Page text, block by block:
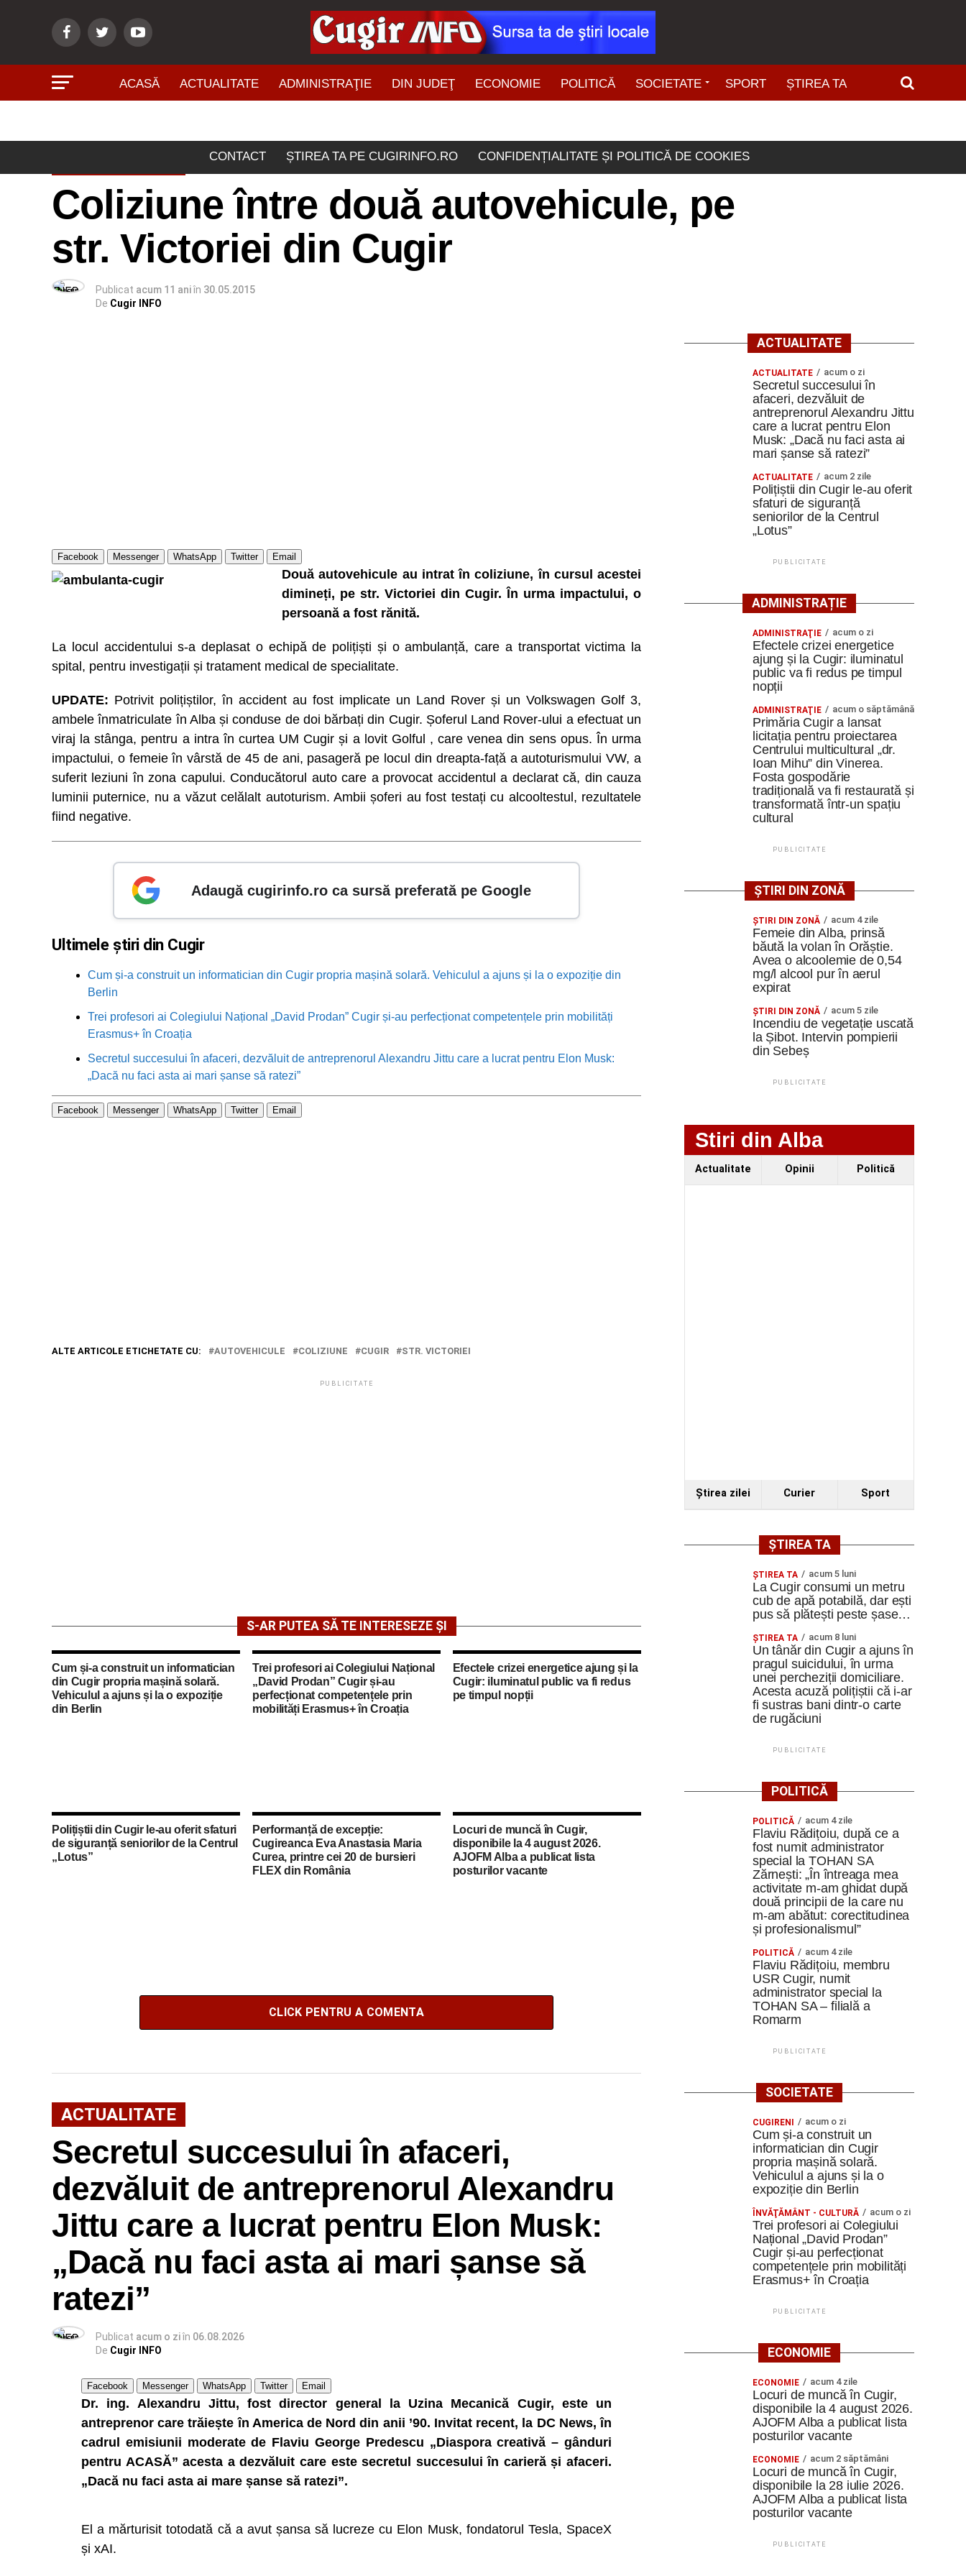
ACASĂ ACTUALITATE ADMINISTRAŢIE DIN JUDEŢ ECONOMIE POLITICĂ SOCIETATE SPORT ȘTIREA TA
CONTACT ȘTIREA TA PE CUGIRINFO.RO CONFIDENȚIALITATE ȘI POLITICĂ DE COOKIES
Coliziune între două autovehicule, pe
str. Victoriei din Cugir
Publicat acum 11 aniîn 30.05.2015
De Cugir INFO
Facebook Messenger WhatsApp Twitter Email
Două autovehicule au intrat în coliziune, în cursul acestei
dimineți, pe str. Victoriei din Cugir. În urma impactului, o
persoană a fost rănită.
La locul accidentului s-a deplasat o echipă de polițiști și o ambulanță, care a transportat victima la
spital, pentru investigații și tratament medical de specialitate.
UPDATE: Potrivit polițiștilor, în accident au fost implicate un Land Rover și un Volkswagen Golf 3,
ambele înmatriculate în Alba și conduse de doi bărbați din Cugir. Șoferul Land Rover-ului a efectuat un
viraj la stânga, pentru a intra în curtea UM Cugir și a lovit Golful , care venea din sens opus. În urma
impactului, o femeie în vârstă de 45 de ani, pasageră pe locul din dreapta-față a autoturismului VW, a
suferit leziuni în zona capului. Conducătorul auto care a provocat accidentul a declarat că, din cauza
luminii puternice, nu a văzut celălalt autoturism. Ambii șoferi au fost testați cu alcooltestul, rezultatele
fiind negative.
Adaugă cugirinfo.ro ca sursă preferată pe Google
Ultimele știri din Cugir
Cum și-a construit un informatician din Cugir propria mașină solară. Vehiculul a ajuns și la o expoziție din
Berlin
Trei profesori ai Colegiului Național „David Prodan” Cugir și-au perfecționat competențele prin mobilități
Erasmus+ în Croația
Secretul succesului în afaceri, dezvăluit de antreprenorul Alexandru Jittu care a lucrat pentru Elon Musk:
„Dacă nu faci asta ai mari șanse să ratezi”
Facebook Messenger WhatsApp Twitter Email
ALTE ARTICOLE ETICHETATE CU: AUTOVEHICULE COLIZIUNE CUGIR STR. VICTORIEI
PUBLICITATE
S-AR PUTEA SĂ TE INTERESEZE ȘI
Cum și-a construit un informatician
din Cugir propria mașină solară.
Vehiculul a ajuns și la o expoziție
din Berlin
Trei profesori ai Colegiului Național
„David Prodan” Cugir și-au
perfecționat competențele prin
mobilități Erasmus+ în Croația
Efectele crizei energetice ajung și la
Cugir: iluminatul public va fi redus
pe timpul nopții
Polițiștii din Cugir le-au oferit sfaturi
de siguranță seniorilor de la Centrul
„Lotus”
Performanță de excepție:
Cugireanca Eva Anastasia Maria
Curea, printre cei 20 de bursieri
FLEX din România
Locuri de muncă în Cugir,
disponibile la 4 august 2026.
AJOFM Alba a publicat lista
posturilor vacante
CLICK PENTRU A COMENTA
ACTUALITATE
Secretul succesului în afaceri,
dezvăluit de antreprenorul Alexandru
Jittu care a lucrat pentru Elon Musk:
„Dacă nu faci asta ai mari șanse să
ratezi”
Publicat acum o ziîn 06.08.2026
De Cugir INFO
Facebook Messenger WhatsApp Twitter Email
Dr. ing. Alexandru Jittu, fost director general la Uzina Mecanică Cugir, este un
antreprenor care trăiește în America de Nord din anii ’90. Invitat recent, la DC News, în
cadrul emisiunii moderate de Flaviu George Predescu „Diaspora creativă – gânduri
pentru ACASĂ” acesta a dezvăluit care este secretul succesului în carieră și afaceri.
„Dacă nu faci asta ai mare șanse să ratezi”.
El a mărturisit totodată că a avut șansa să lucreze cu Elon Musk, fondatorul Tesla, SpaceX
și xAI.
ACTUALITATE
ACTUALITATE acum o zi
Secretul succesului în
afaceri, dezvăluit de
antreprenorul Alexandru Jittu
care a lucrat pentru Elon
Musk: „Dacă nu faci asta ai
mari șanse să ratezi”
ACTUALITATE acum 2 zile
Polițiștii din Cugir le-au oferit
sfaturi de siguranță
seniorilor de la Centrul
„Lotus”
PUBLICITATE
ADMINISTRAȚIE
ADMINISTRAŢIE acum o zi
Efectele crizei energetice
ajung și la Cugir: iluminatul
public va fi redus pe timpul
nopții
ADMINISTRAŢIE acum o săptămână
Primăria Cugir a lansat
licitația pentru proiectarea
Centrului multicultural „dr.
Ioan Mihu” din Vinerea.
Fosta gospodărie
tradițională va fi restaurată și
transformată într-un spațiu
cultural
PUBLICITATE
ȘTIRI DIN ZONĂ
ŞTIRI DIN ZONĂ acum 4 zile
Femeie din Alba, prinsă
băută la volan în Orăștie.
Avea o alcoolemie de 0,54
mg/l alcool pur în aerul
expirat
ŞTIRI DIN ZONĂ acum 5 zile
Incendiu de vegetație uscată
la Șibot. Intervin pompierii
din Sebeș
PUBLICITATE
Stiri din Alba
Actualitate Opinii Politică
Ştirea zilei Curier Sport
ȘTIREA TA
ȘTIREA TA acum 5 luni
La Cugir consumi un metru
cub de apă potabilă, dar ești
pus să plătești peste șase…
ȘTIREA TA acum 8 luni
Un tânăr din Cugir a ajuns în
pragul suicidului, în urma
unei percheziții domiciliare.
Acesta acuză polițiștii că i-ar
fi sustras bani dintr-o carte
de rugăciuni
PUBLICITATE
POLITICĂ
POLITICĂ acum 4 zile
Flaviu Rădițoiu, după ce a
fost numit administrator
special la TOHAN SA
Zărnești: „În întreaga mea
activitate m-am ghidat după
două principii de la care nu
m-am abătut: corectitudinea
și profesionalismul”
POLITICĂ acum 4 zile
Flaviu Rădițoiu, membru
USR Cugir, numit
administrator special la
TOHAN SA – filială a
Romarm
PUBLICITATE
SOCIETATE
CUGIRENI acum o zi
Cum și-a construit un
informatician din Cugir
propria mașină solară.
Vehiculul a ajuns și la o
expoziție din Berlin
ÎNVĂŢĂMÂNT - CULTURĂ acum o zi
Trei profesori ai Colegiului
Național „David Prodan”
Cugir și-au perfecționat
competențele prin mobilități
Erasmus+ în Croația
PUBLICITATE
ECONOMIE
ECONOMIE acum 4 zile
Locuri de muncă în Cugir,
disponibile la 4 august 2026.
AJOFM Alba a publicat lista
posturilor vacante
ECONOMIE acum 2 săptămâni
Locuri de muncă în Cugir,
disponibile la 28 iulie 2026.
AJOFM Alba a publicat lista
posturilor vacante
PUBLICITATE